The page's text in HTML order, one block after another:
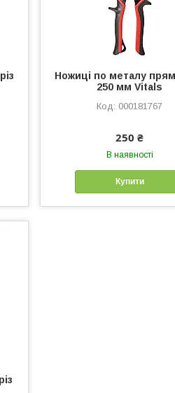
Ножиці по металу
250 мм Vitals
000181767
250 ₴
В наявності
Купити